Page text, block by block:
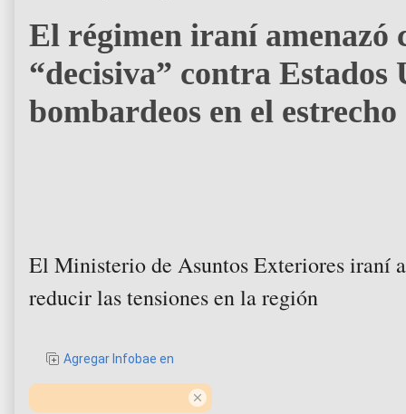
El régimen iraní amenazó
“decisiva” contra Estados
bombardeos en el
El Ministerio de Asuntos Exteriores iraní
reducir las tensiones en la región
Agregar Infobae en